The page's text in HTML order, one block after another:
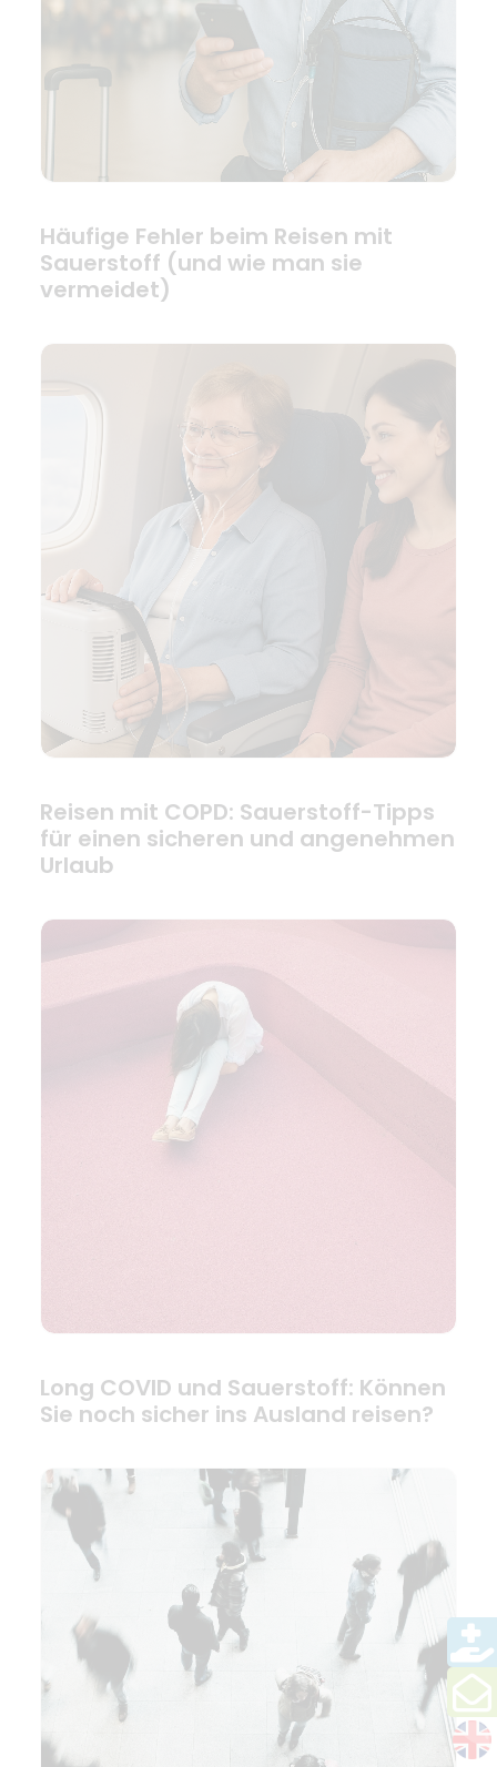
Häufige Fehler beim Reisen mit
Sauerstoff (und wie man sie
vermeidet)
Reisen mit COPD: Sauerstoff-Tipps
für einen sicheren und angenehmen
Urlaub
Long COVID und Sauerstoff: Können
Sie noch sicher ins Ausland reisen?